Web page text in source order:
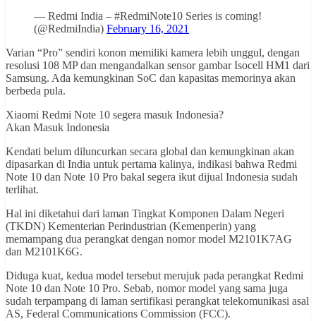
— Redmi India – #RedmiNote10 Series is coming!
(@RedmiIndia) February 16, 2021
Varian “Pro” sendiri konon memiliki kamera lebih unggul, dengan
resolusi 108 MP dan mengandalkan sensor gambar Isocell HM1 dari
Samsung. Ada kemungkinan SoC dan kapasitas memorinya akan
berbeda pula.
Xiaomi Redmi Note 10 segera masuk Indonesia?
Akan Masuk Indonesia
Kendati belum diluncurkan secara global dan kemungkinan akan
dipasarkan di India untuk pertama kalinya, indikasi bahwa Redmi
Note 10 dan Note 10 Pro bakal segera ikut dijual Indonesia sudah
terlihat.
Hal ini diketahui dari laman Tingkat Komponen Dalam Negeri
(TKDN) Kementerian Perindustrian (Kemenperin) yang
memampang dua perangkat dengan nomor model M2101K7AG
dan M2101K6G.
Diduga kuat, kedua model tersebut merujuk pada perangkat Redmi
Note 10 dan Note 10 Pro. Sebab, nomor model yang sama juga
sudah terpampang di laman sertifikasi perangkat telekomunikasi asal
AS, Federal Communications Commission (FCC).